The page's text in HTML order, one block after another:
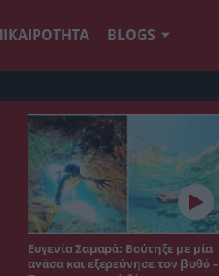
BLOGS
Ευγενία Σαμαρά: Βούτηξε με μία
ανάσα και εξερεύνησε τον βυθό –